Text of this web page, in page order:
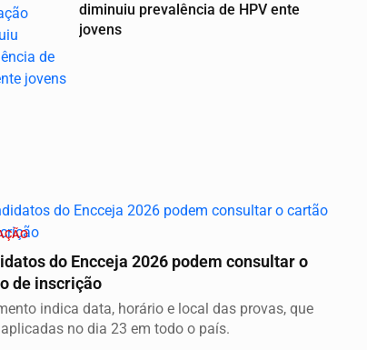
diminuiu prevalência de HPV ente
jovens
do Encceja 2026 podem consultar o
de inscrição
indica data, horário e local das provas, que
no dia 23 em todo o país.